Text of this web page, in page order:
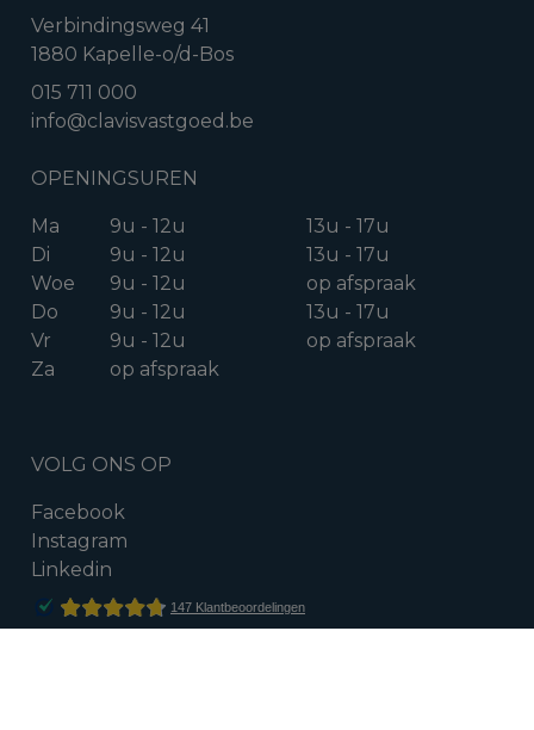
Verbindingsweg 41
1880 Kapelle-o/d-Bos
015 711 000
info@clavisvastgoed.be
OPENINGSUREN
Ma 9u - 12u
13u - 17u
Di
9u - 12u
13u - 17u
Woe
9u - 12u
op afspraak
Do
9u - 12u
13u - 17u
Vr
9u - 12u
op afspraak
Za
op afspraak
VOLG ONS OP
Facebook
Instagram
Linkedin